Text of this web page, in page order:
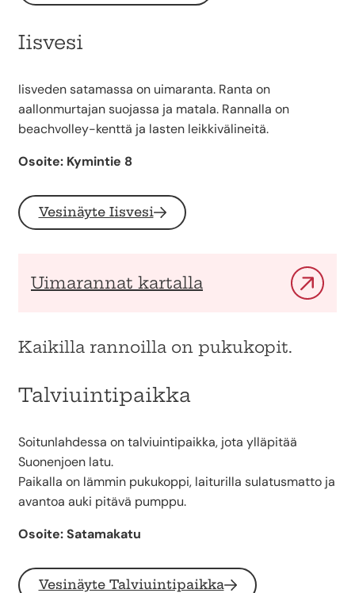
Iisvesi
Iisveden satamassa on uimaranta. Ranta on
aallonmurtajan suojassa ja matala. Rannalla on
beachvolley-kenttä ja lasten leikkivälineitä.
Osoite: Kymintie 8
Vesinäyte Iisvesi
Uimarannat kartalla
Kaikilla rannoilla on pukukopit.
Talviuintipaikka
Soitunlahdessa on talviuintipaikka, jota ylläpitää
Suonenjoen latu.
Paikalla on lämmin pukukoppi, laiturilla sulatusmatto ja
avantoa auki pitävä pumppu.
Osoite: Satamakatu
Vesinäyte Talviuintipaikka